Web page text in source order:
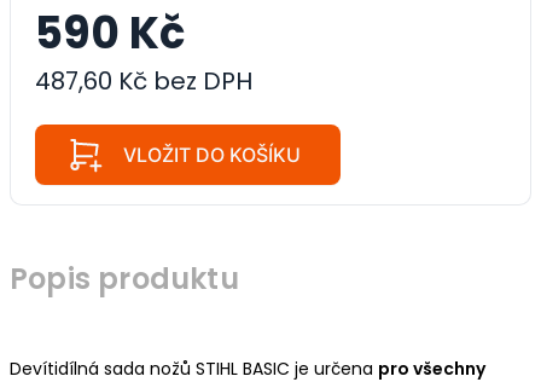
590 Kč
487,60 Kč bez DPH
VLOŽIT DO KOŠÍKU
Popis produktu
Devítidílná sada nožů STIHL BASIC je určena pro všechny